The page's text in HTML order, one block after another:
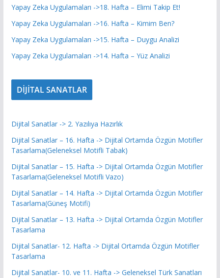
Yapay Zeka Uygulamaları ->18. Hafta – Elimi Takip Et!
Yapay Zeka Uygulamaları ->16. Hafta – Kimim Ben?
Yapay Zeka Uygulamaları ->15. Hafta – Duygu Analizi
Yapay Zeka Uygulamaları ->14. Hafta – Yüz Analizi
DİJİTAL SANATLAR
Dijital Sanatlar -> 2. Yazılıya Hazırlık
Dijital Sanatlar – 16. Hafta -> Dijital Ortamda Özgün Motifler
Tasarlama(Geleneksel Motifli Tabak)
Dijital Sanatlar – 15. Hafta -> Dijital Ortamda Özgün Motifler
Tasarlama(Geleneksel Motifli Vazo)
Dijital Sanatlar – 14. Hafta -> Dijital Ortamda Özgün Motifler
Tasarlama(Güneş Motifi)
Dijital Sanatlar – 13. Hafta -> Dijital Ortamda Özgün Motifler
Tasarlama
Dijital Sanatlar- 12. Hafta -> Dijital Ortamda Özgün Motifler
Tasarlama
Dijital Sanatlar- 10. ve 11. Hafta -> Geleneksel Türk Sanatları